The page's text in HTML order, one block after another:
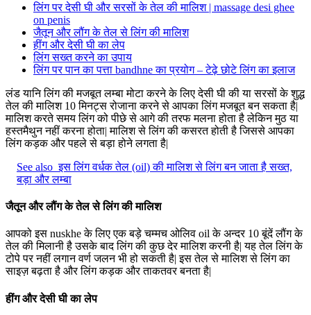
लिंग पर देसी घी और सरसों के तेल की मालिश | massage desi ghee
on penis
जैतून और लौंग के तेल से लिंग की मालिश
हींग और देसी घी का लेप
लिंग सख्त करने का उपाय
लिंग पर पान का पत्ता bandhne का प्रयोग – टेढ़े छोटे लिंग का इलाज
लंड यानि लिंग की मजबूत लम्बा मोटा करने के लिए देसी घी की या सरसों के शुद्ध
तेल की मालिश 10 मिनट्स रोजाना करने से आपका लिंग मजबूत बन सकता है|
मालिश करते समय लिंग को पीछे से आगे की तरफ मलना होता है लेकिन मुठ या
हस्तमैथुन नहीं करना होता| मालिश से लिंग की कसरत होती है जिससे आपका
लिंग कड़क और पहले से बड़ा होने लगता है|
See also इस लिंग वर्धक तेल (oil) की मालिश से लिंग बन जाता है सख्त,
बड़ा और लम्बा
जैतून और लौंग के तेल से लिंग की मालिश
आपको इस nuskhe के लिए एक बड़े चम्मच ओलिव oil के अन्दर 10 बूंदें लौंग के
तेल की मिलानी है उसके बाद लिंग की कुछ देर मालिश करनी है| यह तेल लिंग के
टोपे पर नहीं लगान वर्ण जलन भी हो सकती है| इस तेल से मालिश से लिंग का
साइज़ बढ़ता है और लिंग कड़क और ताकतवर बनता है|
हींग और देसी घी का लेप